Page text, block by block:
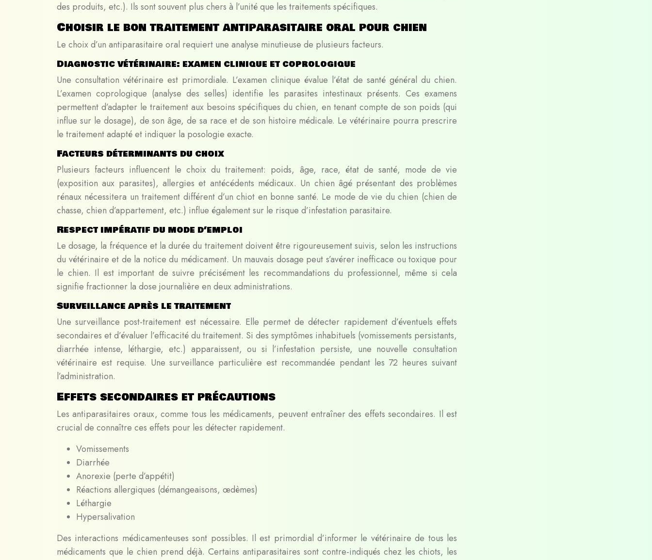
des produits, etc.). Ils sont souvent plus chers à l’unité que les traitements spécifiques.
Choisir le bon traitement antiparasitaire oral pour chien
Le choix d’un antiparasitaire oral requiert une analyse minutieuse de plusieurs facteurs.
Diagnostic vétérinaire: examen clinique et coprologique
Une consultation vétérinaire est primordiale. L’examen clinique évalue l’état de santé général du chien.
L’examen coprologique (analyse des selles) identifie les parasites intestinaux présents. Ces examens
permettent d’adapter le traitement aux besoins spécifiques du chien, en tenant compte de son poids (qui
influe sur le dosage), de son âge, de sa race et de son histoire médicale. Le vétérinaire pourra prescrire
le traitement adapté et indiquer la posologie exacte.
Facteurs déterminants du choix
Plusieurs facteurs influencent le choix du traitement: poids, âge, race, état de santé, mode de vie
(exposition aux parasites), allergies et antécédents médicaux. Un chien âgé présentant des problèmes
rénaux nécessitera un traitement différent d’un chiot en bonne santé. Le mode de vie du chien (chien de
chasse, chien d’appartement, etc.) influe également sur le risque d’infestation parasitaire.
Respect impératif du mode d’emploi
Le dosage, la fréquence et la durée du traitement doivent être rigoureusement suivis, selon les instructions
du vétérinaire et de la notice du médicament. Un mauvais dosage peut s’avérer inefficace ou toxique pour
le chien. Il est important de suivre précisément les recommandations du professionnel, même si cela
signifie fractionner la dose journalière en deux administrations.
Surveillance après le traitement
Une surveillance post-traitement est nécessaire. Elle permet de détecter rapidement d’éventuels effets
secondaires et d’évaluer l’efficacité du traitement. Si des symptômes inhabituels (vomissements persistants,
diarrhée intense, léthargie, etc.) apparaissent, ou si l’infestation persiste, une nouvelle consultation
vétérinaire est requise. Une surveillance particulière est recommandée pendant les 72 heures suivant
l’administration.
Effets secondaires et précautions
Les antiparasitaires oraux, comme tous les médicaments, peuvent entraîner des effets secondaires. Il est
crucial de connaître ces effets pour les détecter rapidement.
Vomissements
Diarrhée
Anorexie (perte d’appétit)
Réactions allergiques (démangeaisons, œdèmes)
Léthargie
Hypersalivation
Des interactions médicamenteuses sont possibles. Il est primordial d’informer le vétérinaire de tous les
médicaments que le chien prend déjà. Certains antiparasitaires sont contre-indiqués chez les chiots, les